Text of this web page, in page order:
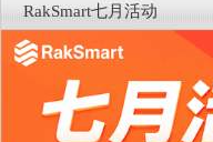
RakSmart七月活动